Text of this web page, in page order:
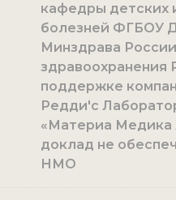
кафедры детских
болезней
Минздрава
здравоохранения
поддержке
Редди'с
«Материа Медика
доклад не
НМО